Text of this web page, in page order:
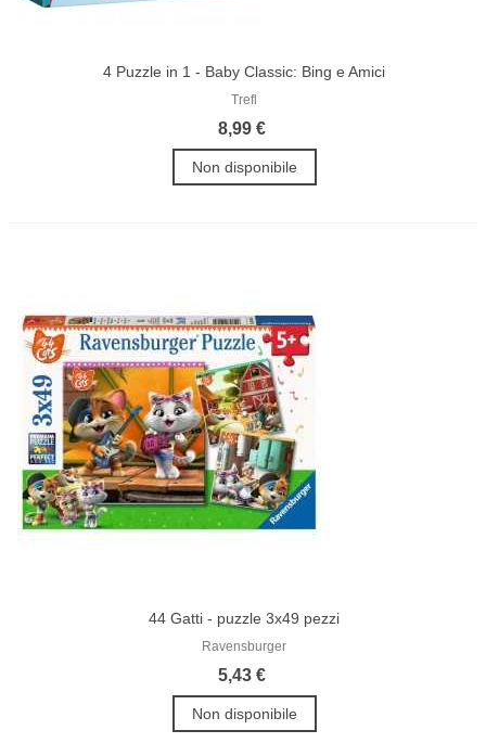
4 Puzzle in 1 - Baby Classic: Bing e Amici
Trefl
8,99 €
Non disponibile
44 Gatti - puzzle 3x49 pezzi
Ravensburger
5,43 €
Non disponibile